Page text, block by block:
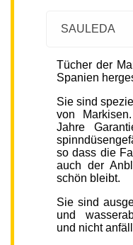
SAULEDA
Tücher der
Spanien
Sie sind
von
Jahre
so dass die
auch der
schön bleibt.
Sie sind
und
und nicht